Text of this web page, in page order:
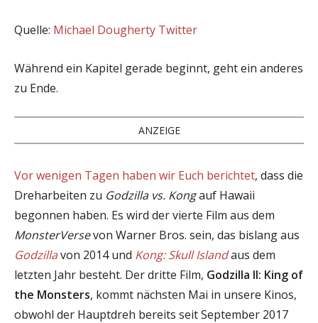
Quelle: Michael Dougherty Twitter
Während ein Kapitel gerade beginnt, geht ein anderes
zu Ende.
ANZEIGE
Vor wenigen Tagen haben wir Euch berichtet, dass die
Dreharbeiten zu Godzilla vs. Kongauf Hawaii
begonnen haben. Es wird der vierte Film aus dem
MonsterVersevon Warner Bros. sein, das bislang aus
Godzillavon 2014 und Kong: Skull Islandaus dem
letzten Jahr besteht. Der dritte Film, Godzilla II: King of
the Monsters, kommt nächsten Mai in unsere Kinos,
obwohl der Hauptdreh bereits seit September 2017